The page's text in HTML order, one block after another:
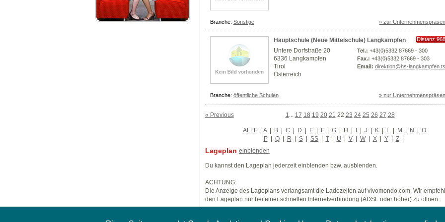
Branche: Sonstige » zur
Hauptschule (Neue Mittelschule) Langkampfen
Distanz
Untere Dorfstraße 20
6336 Langkampfen
Tirol
Österreich
Tel.: +43(0)5332 87669 - 300
Fax.: +43(0)5332 87669 - 303
Email: direktion@hs-
Branche: öffentliche Schulen » zur
« Previous 1 17 18 19 20 21 22 23 24 25 26 27 28
ALLE| A | B | C | D | E | F | G | H | I | J | K | L | M | N | O
P | Q | R | S | SS | T | U | V | W | X | Y | Z |
Lageplan einblenden
Du kannst den Lageplan jederzeit einblenden bzw. ausblenden.
ACHTUNG:
Die Anzeige des Lageplans verlangsamt die Ladezeiten auf vivomondo.com. Wir
den Lageplan nur bei einer schnellen Internetverbindung (ADSL oder höher) zu öffnen.